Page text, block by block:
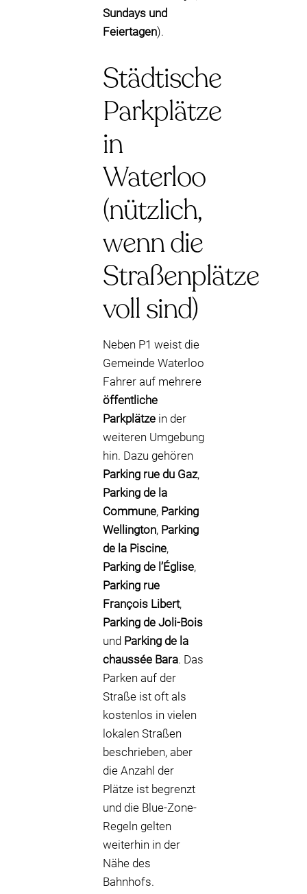
Sundays und
Feiertagen).
Städtische
Parkplätze
in
Waterloo
(nützlich,
wenn die
Straßenplätze
voll sind)
Neben P1 weist die
Gemeinde Waterloo
Fahrer auf mehrere
öffentliche
Parkplätze in der
weiteren Umgebung
hin. Dazu gehören
Parking rue du Gaz,
Parking de la
Commune, Parking
Wellington, Parking
de la Piscine,
Parking de l’Église,
Parking rue
François Libert,
Parking de Joli-Bois
und Parking de la
chaussée Bara. Das
Parken auf der
Straße ist oft als
kostenlos in vielen
lokalen Straßen
beschrieben, aber
die Anzahl der
Plätze ist begrenzt
und die Blue-Zone-
Regeln gelten
weiterhin in der
Nähe des
Bahnhofs.